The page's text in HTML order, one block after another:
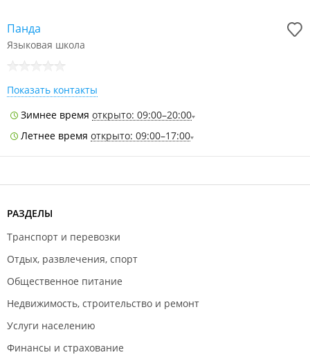
Панда
Языковая школа
Показать контакты
Зимнее время открыто: 09:00–20:00
Летнее время открыто: 09:00–17:00
РАЗДЕЛЫ
Транспорт и перевозки
Отдых, развлечения, спорт
Общественное питание
Недвижимость, строительство и ремонт
Услуги населению
Финансы и страхование